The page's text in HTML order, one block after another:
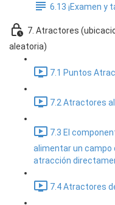
6.13 ¡Examen y
7. Atractores
aleatoria)
7.1 Puntos
7.2 Atractores
7.3 El
alimentar un campo
atracción
7.4 Atractores